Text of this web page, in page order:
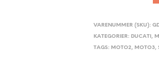
VARENUMMER (SKU):
KATEGORIER: DUCATI ,
TAGS: MOTO2, MOTO3,